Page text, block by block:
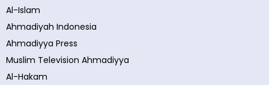
Al-Islam
Ahmadiyah Indonesia
Ahmadiyya Press
Muslim Television Ahmadiyya
Al-Hakam